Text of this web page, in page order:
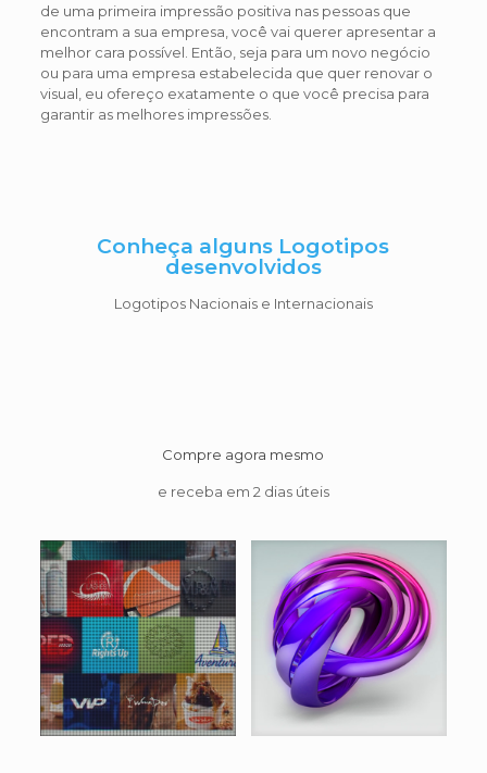
de uma primeira impressão positiva nas pessoas que
encontram a sua empresa, você vai querer apresentar a
melhor cara possível. Então, seja para um novo negócio
ou para uma empresa estabelecida que quer renovar o
visual, eu ofereço exatamente o que você precisa para
garantir as melhores impressões.
Conheça alguns Logotipos
desenvolvidos
Logotipos Nacionais e Internacionais
Compre agora mesmo
e receba em 2 dias úteis